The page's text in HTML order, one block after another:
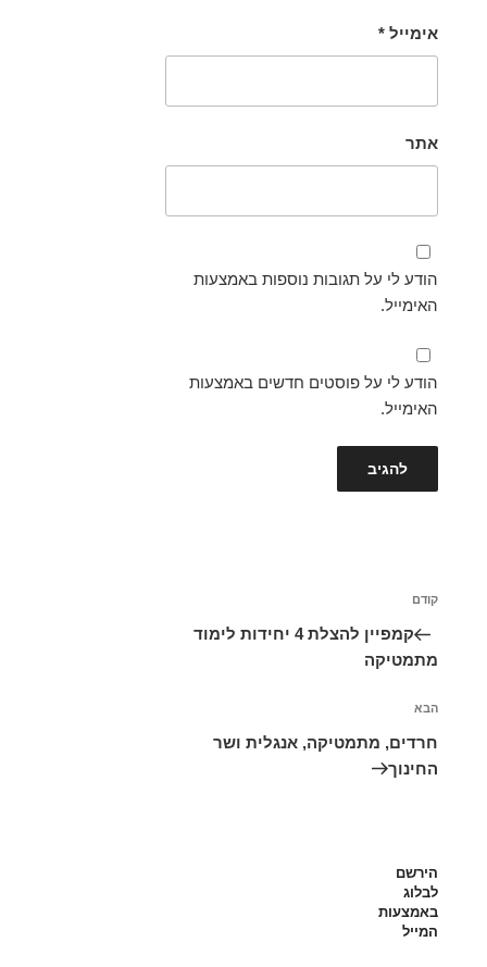
אימייל *
אתר
הודע לי על תגובות נוספות באמצעות
האימייל.
הודע לי על פוסטים חדשים באמצעות
האימייל.
הפוסט
הקודם
קודם
קמפיין להצלת 4 יחידות לימוד
מתמטיקה
הפוסט
הבא
הבא
חרדים, מתמטיקה, אנגלית ושר
החינוך
הירשם
לבלוג
באמצעות
המייל